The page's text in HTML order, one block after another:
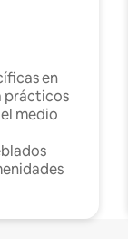
en
prácticos
medio